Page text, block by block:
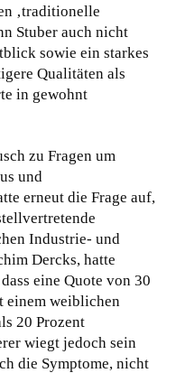
‚traditionelle
Stuber auch nicht
sowie ein starkes
Qualitäten als
in gewohnt
zu Fragen um
und
erneut die Frage auf,
Industrie- und
Dercks, hatte
eine Quote von 30
einem weiblichen
20 Prozent
wiegt jedoch sein
die Symptome, nicht